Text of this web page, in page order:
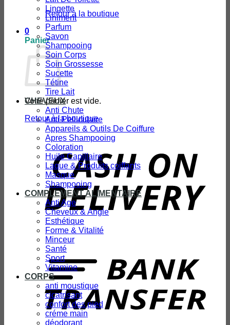
Retour à la boutique
0
Panier
Votre panier est vide.
Retour à la boutique
Lingette
Liniment
Parfum
Savon
Shampooing
Soin Corps
Soin Grossesse
Sucette
Tétine
Tire Lait
CHEVEUX
Anti Chute
Anti Pelliculaire
Appareils & Outils De Coiffure
Apres Shampooing
Coloration
Huile Capillaire
Laque & Produits coiffants
Masque
Shampooing
COMPLEMENT ALIMENTAIRE
Anti Age
Cheveux & Angle
Esthétique
Forme & Vitalité
Minceur
Santé
Sport
Vitamine
CORPS
anti moustique
cicatrisant
confort des pied
créme main
déodorant